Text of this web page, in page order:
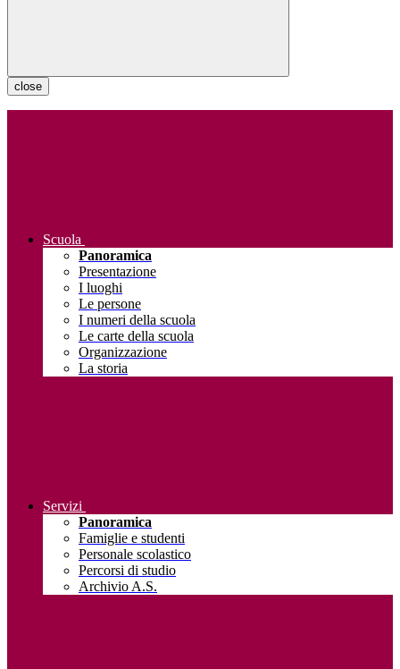
close
Scuola
Panoramica
Presentazione
I luoghi
Le persone
I numeri della scuola
Le carte della scuola
Organizzazione
La storia
Servizi
Panoramica
Famiglie e studenti
Personale scolastico
Percorsi di studio
Archivio A.S.